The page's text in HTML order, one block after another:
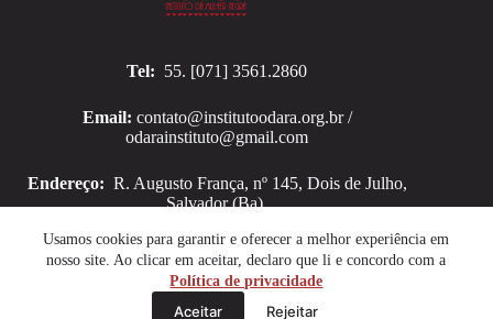
Usamos cookies para garantir e oferecer a melhor experiência em
nosso site. Ao clicar em aceitar, declaro que li e concordo com a
Política de privacidade
Aceitar Rejeitar
Tel: 55. [071] 3561.2860
Email: contato@institutoodara.org.br /
odarainstituto@gmail.com
Endereço: R. Augusto França, nº 145, Dois de Julho,
Salvador (Ba).